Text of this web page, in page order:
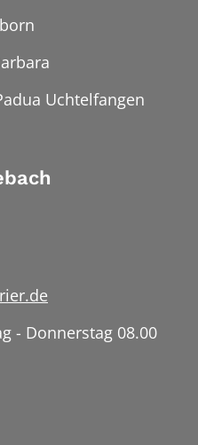
Uchtelfangen
- Donnerstag 08.00